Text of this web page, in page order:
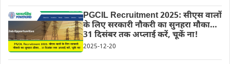
PGCIL Recruitment 2025: सीएस वालों
के लिए सरकारी नौकरी का सुनहरा मौका…
31 दिसंबर तक अप्लाई करें, चूकें ना!
2025-12-20